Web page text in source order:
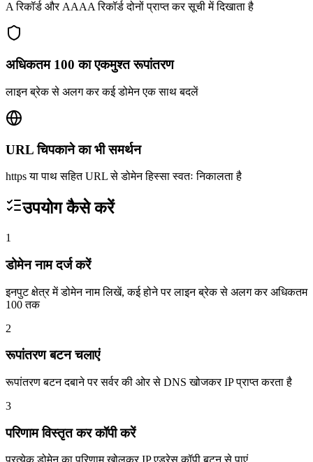
A रिकॉर्ड और AAAA रिकॉर्ड दोनों प्राप्त कर सूची में दिखाता है
अधिकतम 100 का एकमुश्त रूपांतरण
लाइन ब्रेक से अलग कर कई डोमेन एक साथ बदलें
URL चिपकाने का भी समर्थन
https या पाथ सहित URL से डोमेन हिस्सा स्वतः निकालता है
उपयोग कैसे करें
1
डोमेन नाम दर्ज करें
इनपुट क्षेत्र में डोमेन नाम लिखें, कई होने पर लाइन ब्रेक से अलग कर अधिकतम
100 तक
2
रूपांतरण बटन चलाएं
रूपांतरण बटन दबाने पर सर्वर की ओर से DNS खोजकर IP प्राप्त करता है
3
परिणाम विस्तृत कर कॉपी करें